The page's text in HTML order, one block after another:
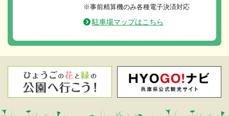
※事前精算機のみ各種電子決済対応
駐車場マップはこちら